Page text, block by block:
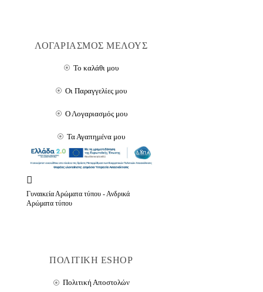
ΛΟΓΑΡΙΑΣΜΟΣ ΜΕΛΟΥΣ
Το καλάθι μου
Οι Παραγγελίες μου
Ο Λογαριασμός μου
Τα Αγαπημένα μου
Γυναικεία Αρώματα τύπου - Ανδρικά
Αρώματα τύπου
ΠΟΛΙΤΙΚΗ ESHOP
Πολιτική Αποστολών